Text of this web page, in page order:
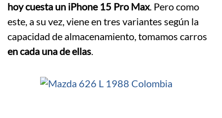
hoy cuesta un iPhone 15 Pro Max. Pero como
este, a su vez, viene en tres variantes según la
capacidad de almacenamiento, tomamos carros
en cada una de ellas.